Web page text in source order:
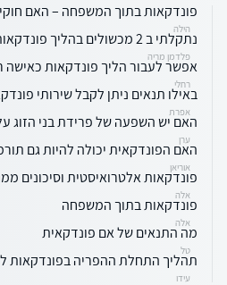
פונדקאות בתוך המשפחה – האם
הילה
נתקלתי ב 2 מכשולים בהליך פונדקאות
פלדמן מריה
אפשר לעבור הליך פונדקאות כאישה
רחלי
באילו תנאים ניתן לקבל שירותי
אפרת
האם יש השפעה של פרידת בני הזוג
ערן
האם הפונדקאית יכולה להיות גם
אוריאן
פונדקאות אלטרואיסטית וסיכונים
אלה
פונדקאות בתוך המשפחה
אלה
מה התנאים של אם פונדקאית
טל
תהליך התחלת ההפריה בפונדקאות
עידו